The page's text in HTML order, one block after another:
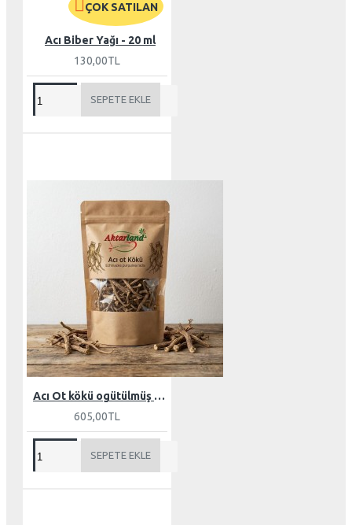
ÇOK SATILAN
Acı Biber Yağı - 20 ml
130,00TL
SEPETE EKLE
Acı Ot kökü ogütülmüş 100 gr
605,00TL
SEPETE EKLE